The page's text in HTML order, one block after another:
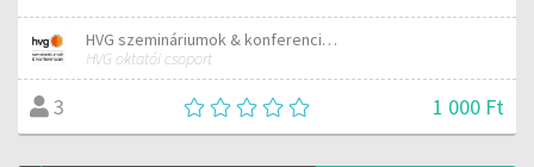
HVG szemináriumok & konferenciák
HVG oktatói csoport
3 1 000 Ft